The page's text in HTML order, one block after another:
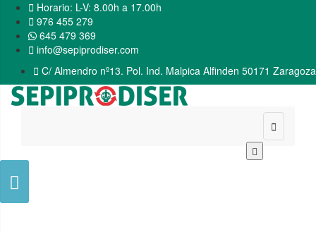
 Horario: L-V: 8.00h a 17.00h
 976 455 279
645 479 369
 info@sepiprodiser.com
 C/ Almendro nº13. Pol. Ind. Malpica Alfinden 50171 Zaragoza

